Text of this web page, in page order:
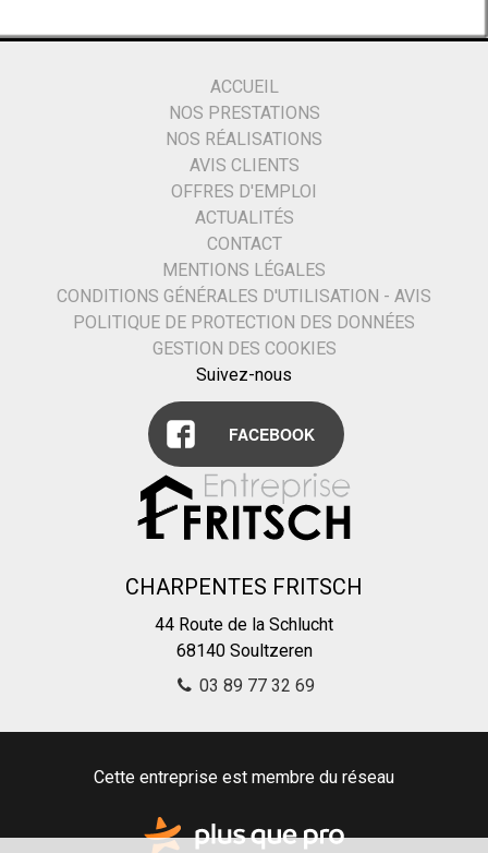
ACCUEIL
NOS PRESTATIONS
NOS RÉALISATIONS
AVIS CLIENTS
OFFRES D'EMPLOI
ACTUALITÉS
CONTACT
MENTIONS LÉGALES
CONDITIONS GÉNÉRALES D'UTILISATION - AVIS
POLITIQUE DE PROTECTION DES DONNÉES
GESTION DES COOKIES
Suivez-nous
FACEBOOK
CHARPENTES FRITSCH
44 Route de la Schlucht
68140 Soultzeren
03 89 77 32 69
Cette entreprise est membre du réseau